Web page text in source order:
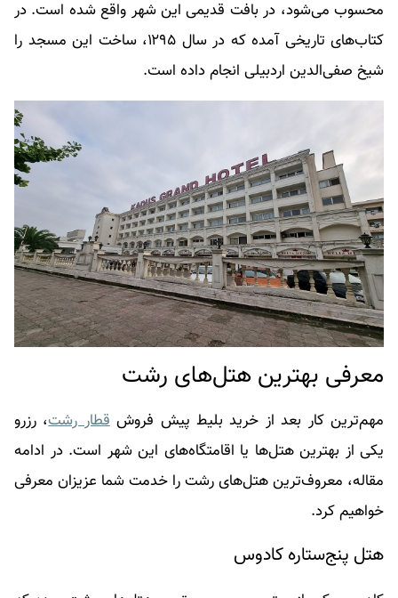
محسوب می‌شود، در بافت قدیمی این شهر واقع شده است. در
کتاب‌های تاریخی آمده که در سال ۱۲۹۵، ساخت این مسجد را
شیخ صفی‌الدین اردبیلی انجام داده است.
معرفی بهترین هتل‌های رشت
مهم‌ترین کار بعد از خرید بلیط پیش فروش قطار رشت، رزرو
یکی از بهترین هتل‌ها یا اقامتگاه‌های این شهر است. در ادامه
مقاله، معروف‌ترین هتل‌های رشت را خدمت شما عزیزان معرفی
خواهیم کرد.
هتل پنج‌ستاره کادوس